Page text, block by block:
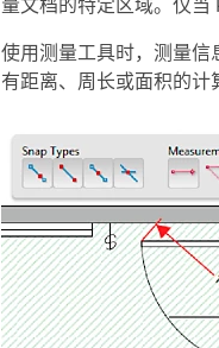
使用测量工具时， 测量信
有距离、周长或面积的计